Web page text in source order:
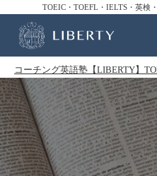
TOEIC・TOEFL・IELTS・英検
コーチング英語塾【LIBERTY】